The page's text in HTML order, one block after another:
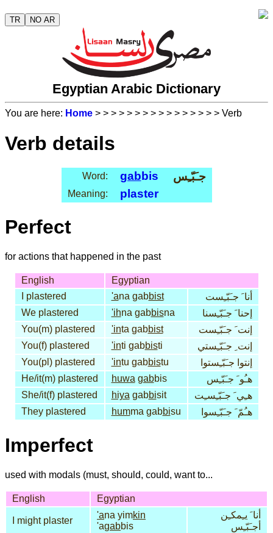
TR NO AR
Egyptian Arabic Dictionary
You are here: Home > > > > > > > > > > > > > > > > Verb
Verb details
Word: gabbis جـَبّـِس
Meaning: plaster
Perfect
for actions that happened in the past
English
Egyptian
I plastered
'ana gabbist
أنا َ جـَبّـِست
We plastered
'ihna gabbisna
إحنا َ جـَبّـِسنا
You(m) plastered
'inta gabbist
إنت َ جـَبّـِست
You(f) plastered
'inti gabbisti
إنت ِ جـَبّـِستي
You(pl) plastered
'intu gabbistu
إنتوا جـَبّـِستوا
He/it(m) plastered
huwa gabbis
هـُو َ جـَبّـِس
She/it(f) plastered
hiya gabbisit
هـِي َ جـَبّـِسـِت
They plastered
humma gabbisu هـُمّ َ جـَبّـِسوا
Imperfect
used with modals (must, should, could, want to...
English Egyptian
I might plaster
'ana yimkin
'agabbis
أنا َ يـِمكـِن
أجـَبّـِس